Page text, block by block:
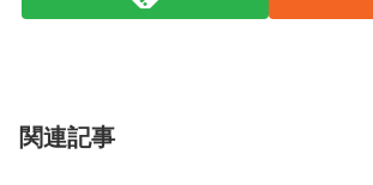
関連記事